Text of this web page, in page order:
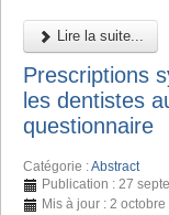
Lire la suite...
Prescriptions
les dentistes
questionnaire
Catégorie :Abstract
Publication : 27
Mis à jour : 2 octobre